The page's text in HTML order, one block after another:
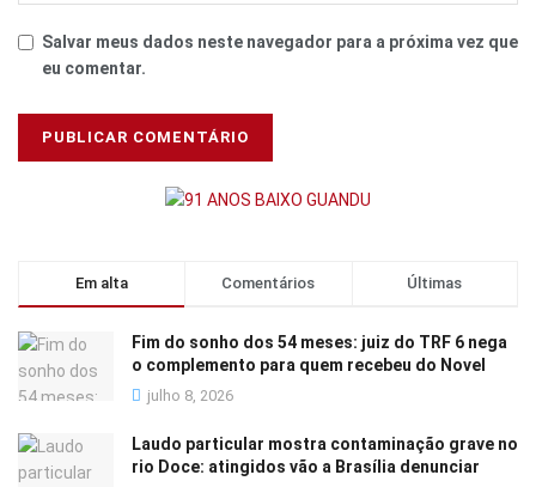
Salvar meus dados neste navegador para a próxima vez que
eu comentar.
Em alta Comentários Últimas
Fim do sonho dos 54 meses: juiz do TRF 6 nega
o complemento para quem recebeu do Novel
julho 8, 2026
Laudo particular mostra contaminação grave no
rio Doce: atingidos vão a Brasília denunciar